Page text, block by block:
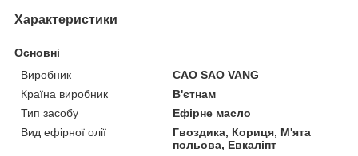
Характеристики
Основні
Виробник
CAO SAO VANG
Країна виробник
В'єтнам
Тип засобу
Ефірне масло
Вид ефірної олії
Гвоздика, Кориця, М'ята
польова, Евкаліпт